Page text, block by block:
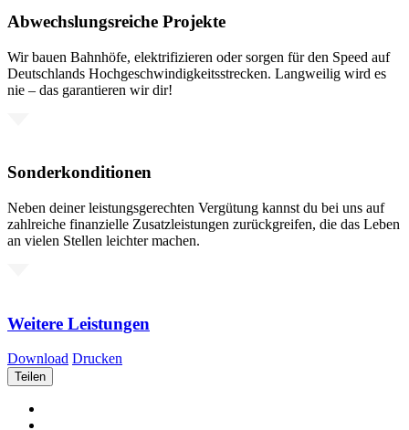
Abwechslungsreiche Projekte
Wir bauen Bahnhöfe, elektrifizieren oder sorgen für den Speed auf
Deutschlands Hochgeschwindigkeitsstrecken. Langweilig wird es
nie – das garantieren wir dir!
Sonderkonditionen
Neben deiner leistungsgerechten Vergütung kannst du bei uns auf
zahlreiche finanzielle Zusatzleistungen zurückgreifen, die das Leben
an vielen Stellen leichter machen.
Weitere Leistungen
Download Drucken
Teilen